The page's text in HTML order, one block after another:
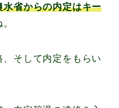
水省からの内定はキー
そして内定をもらい